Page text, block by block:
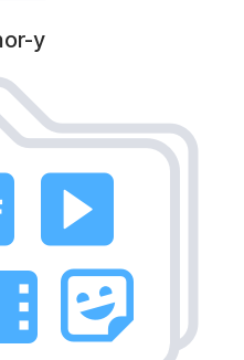
у